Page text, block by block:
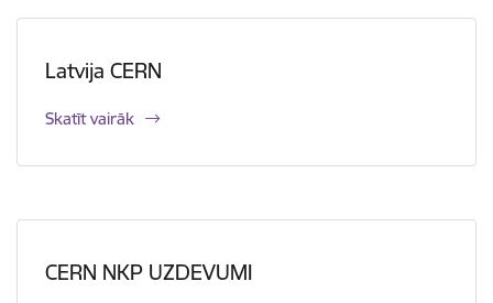
Latvija CERN
Skatīt vairāk
CERN NKP UZDEVUMI